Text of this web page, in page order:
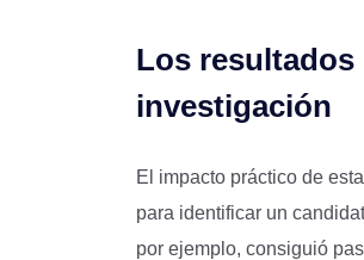
Los
investigación
El impacto práctico de
para identificar un
por ejemplo, consiguió